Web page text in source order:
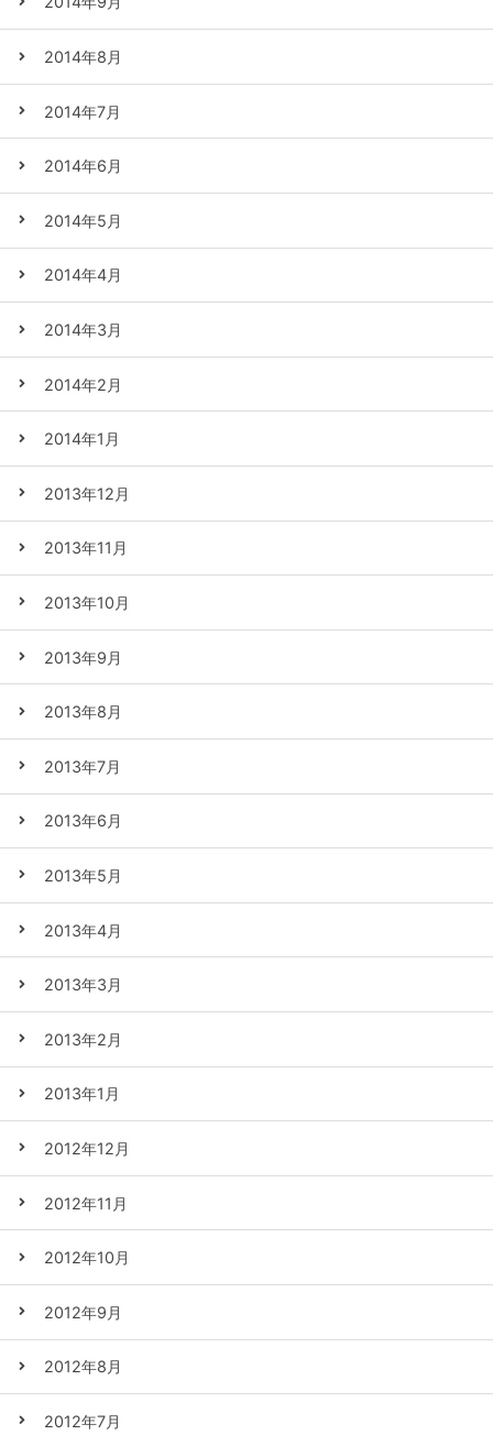
2014年8月
2014年7月
2014年6月
2014年5月
2014年4月
2014年3月
2014年2月
2014年1月
2013年12月
2013年11月
2013年10月
2013年9月
2013年8月
2013年7月
2013年6月
2013年5月
2013年4月
2013年3月
2013年2月
2013年1月
2012年12月
2012年11月
2012年10月
2012年9月
2012年8月
2012年7月